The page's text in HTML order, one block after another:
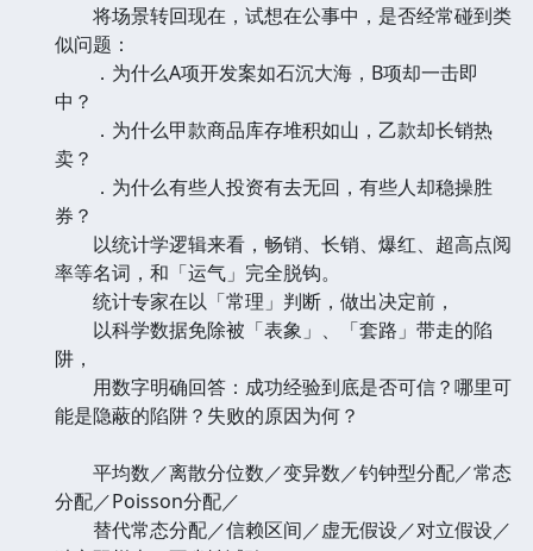
将场景转回现在，试想在公事中，是否经常碰到类
似问题：
．为什么A项开发案如石沉大海，B项却一击即
中？
．为什么甲款商品库存堆积如山，乙款却长销热
卖？
．为什么有些人投资有去无回，有些人却稳操胜
券？
以统计学逻辑来看，畅销、长销、爆红、超高点阅
率等名词，和「运气」完全脱钩。
统计专家在以「常理」判断，做出决定前，
以科学数据免除被「表象」、「套路」带走的陷
阱，
用数字明确回答：成功经验到底是否可信？哪里可
能是隐蔽的陷阱？失败的原因为何？
平均数／离散分位数／变异数／钓钟型分配／常态
分配／Poisson分配／
替代常态分配／信赖区间／虚无假设／对立假设／